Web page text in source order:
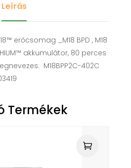
Leírás
erőcsomag _M18 BPD , M18
akkumulátor, 80 perces
M18BPP2C-402C
Termékek